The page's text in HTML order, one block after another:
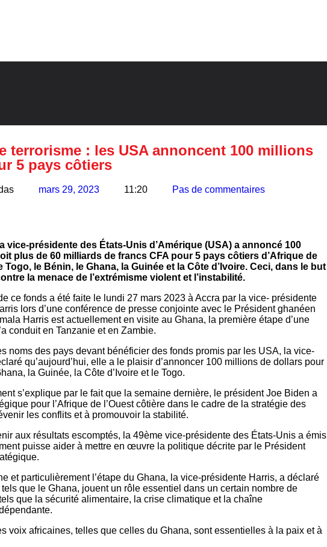
terrorisme : les USA annoncent 100 millions
5 pays côtiers
mars 29, 2023 11:20 Pas de commentaires
vice-présidente des États-Unis d’Amérique (USA) a annoncé 100
plus de 60 milliards de francs CFA pour 5 pays côtiers d’Afrique de
Togo, le Bénin, le Ghana, la Guinée et la Côte d’Ivoire. Ceci, dans le but
la menace de l’extrémisme violent et l’instabilité.
ce fonds a été faite le lundi 27 mars 2023 à Accra par la vice- présidente
lors d’une conférence de presse conjointe avec le Président ghanéen
Harris est actuellement en visite au Ghana, la première étape d’une
conduit en Tanzanie et en Zambie.
noms des pays devant bénéficier des fonds promis par les USA, la vice-
qu’aujourd’hui, elle a le plaisir d’annoncer 100 millions de dollars pour
la Guinée, la Côte d’Ivoire et le Togo.
s’explique par le fait que la semaine dernière, le président Joe Biden a
pour l’Afrique de l’Ouest côtière dans le cadre de la stratégie des
les conflits et à promouvoir la stabilité.
aux résultats escomptés, la 49ème vice-présidente des États-Unis a émis
puisse aider à mettre en œuvre la politique décrite par le Président
et particulièrement l’étape du Ghana, la vice-présidente Harris, a déclaré
que le Ghana, jouent un rôle essentiel dans un certain nombre de
que la sécurité alimentaire, la crise climatique et la chaîne
voix africaines, telles que celles du Ghana, sont essentielles à la paix et à